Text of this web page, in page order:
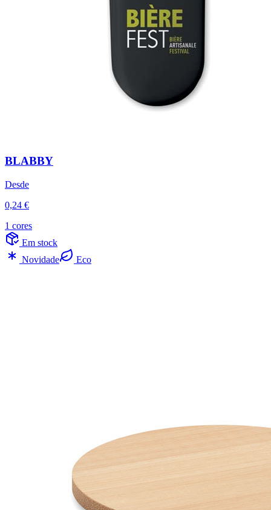
BLABBY
Desde
0,24 €
1 cores
Em stock
Novidade
Eco